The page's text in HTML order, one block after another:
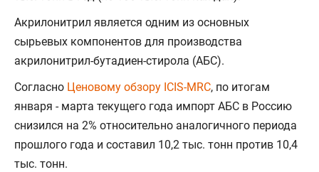
Акрилонитрил является одним из основных
сырьевых компонентов для производства
акрилонитрил-бутадиен-стирола (АБС).
Согласно Ценовому обзору ICIS-MRC, по итогам
января - марта текущего года импорт АБС в Россию
снизился на 2% относительно аналогичного периода
прошлого года и составил 10,2 тыс. тонн против 10,4
тыс. тонн.